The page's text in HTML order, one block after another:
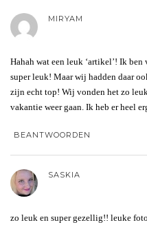
MIRYAM
Hahah wat een leuk ‘artikel’! Ik
super leuk! Maar wij hadden daar
zijn echt top! Wij vonden het zo
vakantie weer gaan. Ik heb er heel
BEANTWOORDEN
SASKIA
zo leuk en super gezellig!! leuke